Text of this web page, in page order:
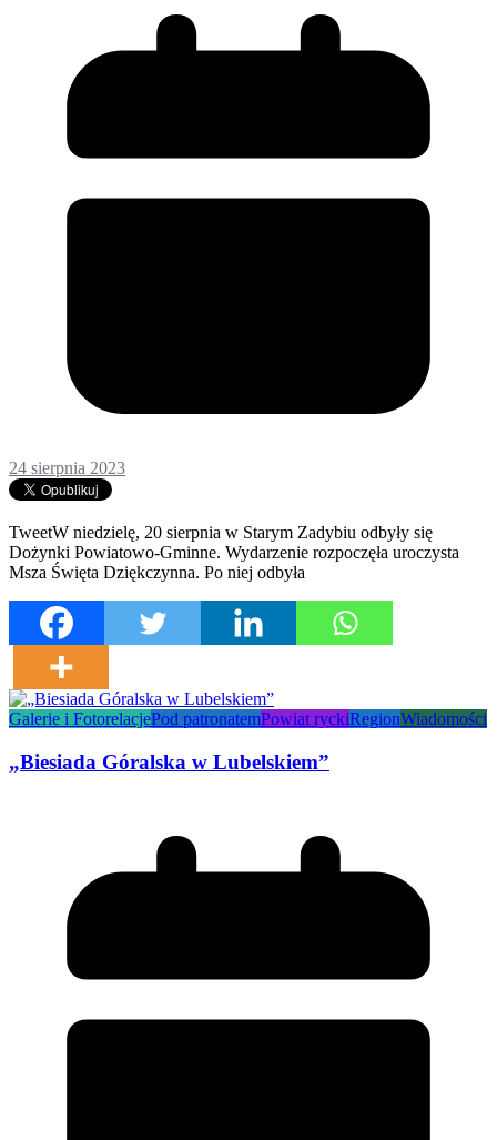
24 sierpnia 2023
TweetW niedzielę, 20 sierpnia w Starym Zadybiu odbyły się
Dożynki Powiatowo-Gminne. Wydarzenie rozpoczęła uroczysta
Msza Święta Dziękczynna. Po niej odbyła
Galerie i FotorelacjePod patronatemPowiat ryckiRegionWiadomości
„Biesiada Góralska w Lubelskiem”